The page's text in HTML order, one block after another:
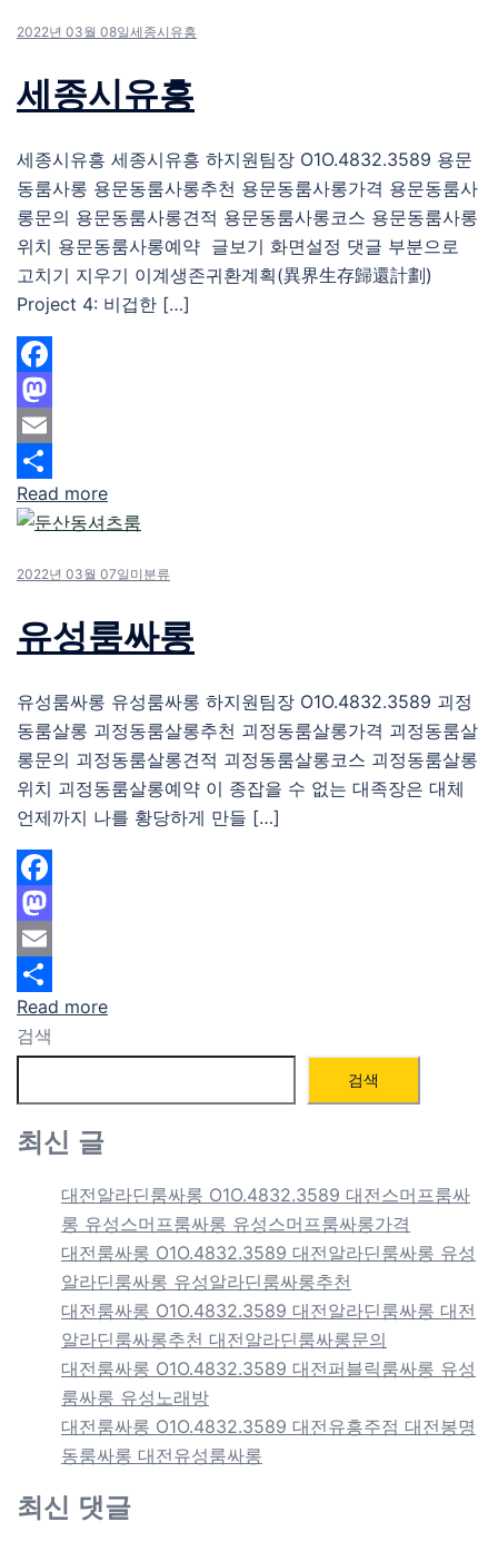
2022년 03월 08일세종시유흥
세종시유흥
세종시유흥 세종시유흥 하지원팀장 O1O.4832.3589 용문
동룸사롱 용문동룸사롱추천 용문동룸사롱가격 용문동룸사
롱문의 용문동룸사롱견적 용문동룸사롱코스 용문동룸사롱
위치 용문동룸사롱예약 글보기 화면설정 댓글 부분으로
고치기 지우기 이계생존귀환계획(異界生存歸還計劃)
Project 4: 비겁한 […]
Facebook
Mastodon
Email
Share
Read more
2022년 03월 07일 미분류
유성룸싸롱
유성룸싸롱 유성룸싸롱 하지원팀장 O1O.4832.3589 괴정
동룸살롱 괴정동룸살롱추천 괴정동룸살롱가격 괴정동룸살
롱문의 괴정동룸살롱견적 괴정동룸살롱코스 괴정동룸살롱
위치 괴정동룸살롱예약 이 종잡을 수 없는 대족장은 대체
언제까지 나를 황당하게 만들 […]
Facebook
Mastodon
Email
Share
Read more
검색
검색
최신 글
대전알라딘룸싸롱 O1O.4832.3589 대전스머프룸싸
롱 유성스머프룸싸롱 유성스머프룸싸롱가격
대전룸싸롱 O1O.4832.3589 대전알라딘룸싸롱 유성
알라딘룸싸롱 유성알라딘룸싸롱추천
대전룸싸롱 O1O.4832.3589 대전알라딘룸싸롱 대전
알라딘룸싸롱추천 대전알라딘룸싸롱문의
대전룸싸롱 O1O.4832.3589 대전퍼블릭룸싸롱 유성
룸싸롱 유성노래방
대전룸싸롱 O1O.4832.3589 대전유흥주점 대전봉명
동룸싸롱 대전유성룸싸롱
최신 댓글